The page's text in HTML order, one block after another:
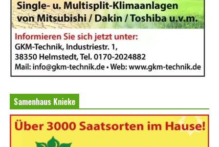
Samenhaus Knieke